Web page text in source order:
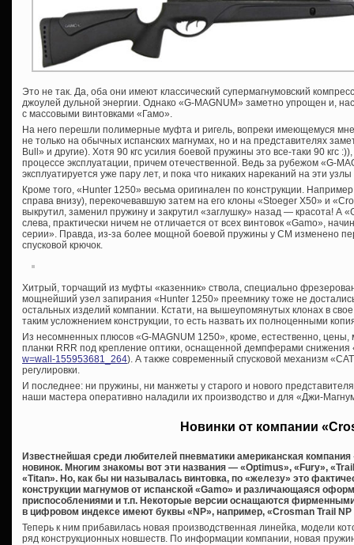
Это не так. Да, оба они имеют классический супермагнумовский
джоулей дульной энергии. Однако «G-MAGNUM» заметно упрощен и,
с массовыми винтовками «Гамо».
На него перешли полимерные муфта и ригель, вопреки имеющемуся
не только на обычных испанских магнумах, но и на представителях
Bull» и другие). Хотя 90 кгс усилия боевой пружины это все-таки 90 кгс
процессе эксплуатации, причем отечественной. Ведь за рубежом «G-
эксплуатируется уже пару лет, и пока что никаких нареканий на эти
Кроме того, «Hunter 1250» весьма оригинален по конструкции.
справа внизу), перекочевавшую затем на его клоны «Stoeger Х50» и
выкрутил, заменил пружину и закрутил «заглушку» назад — красота! А
слева, практически ничем не отличается от всех винтовок «Gamo»,
серии». Правда, из-за более мощной боевой пружины у СМ изменено
спусковой крючок.
Хитрый, торчащий из муфты «казенник» ствола, специально
мощнейший узел запирания «Hunter 1250» преемнику тоже не
остальных изделий компании. Кстати, на вышеупомянутых клонах в
таким усложнением конструкции, то есть назвать их полноценными
Из несомненных плюсов «G-MAGNUM 1250», кроме, естественно,
планки RRR под крепление оптики, оснащенной демпферами снижения
w=wall-155953681_264). А также современный спусковой механизм
регулировки.
И последнее: ни пружины, ни манжеты у старого и нового
наши мастера оперативно наладили их производство и для «Джи-
Новинки от компании
Известнейшая среди любителей пневматики американская
новинок. Многим знакомы вот эти названия — «Optimus», «Fury»,
«Titan». Но, как бы ни называлась винтовка, по «железу» это
конструкции магнумов от испанской «Gamo» и различающаяся
приспособлениями и т.п. Некоторые версии оснащаются
в цифровом индексе имеют буквы «NP», например, «Crosman Trail NP
Теперь к ним прибавилась новая производственная линейка, модели
ряд конструкционных новшеств. По информации компании, новая